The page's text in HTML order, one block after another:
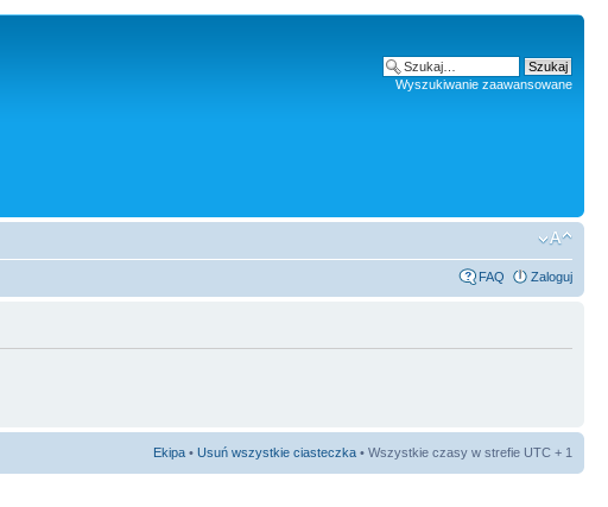
Wyszukiwanie zaawansowane
FAQ Zaloguj
Ekipa • Usuń wszystkie ciasteczka • Wszystkie czasy w strefie UTC + 1